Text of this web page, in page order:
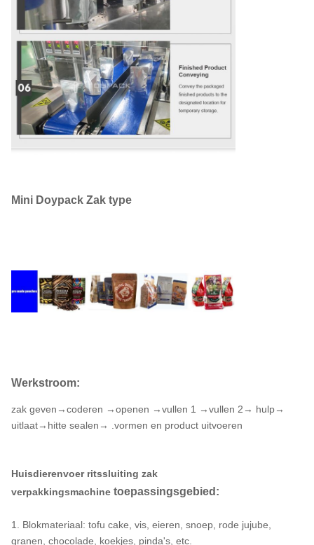
Mini Doypack Zak type
Werkstroom:
zak geven→coderen →openen →vullen 1 →vullen 2→ hulp→
uitlaat→hitte sealen→ .vormen en product uitvoeren
Huisdierenvoer ritssluiting zak
verpakkingsmachine toepassingsgebied:
1. Blokmateriaal: tofu cake, vis, eieren, snoep, rode jujube,
granen, chocolade, koekjes, pinda's, etc.